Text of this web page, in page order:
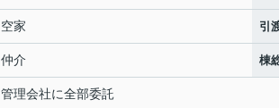
空家 引
仲介 棟
管理会社に全部委託